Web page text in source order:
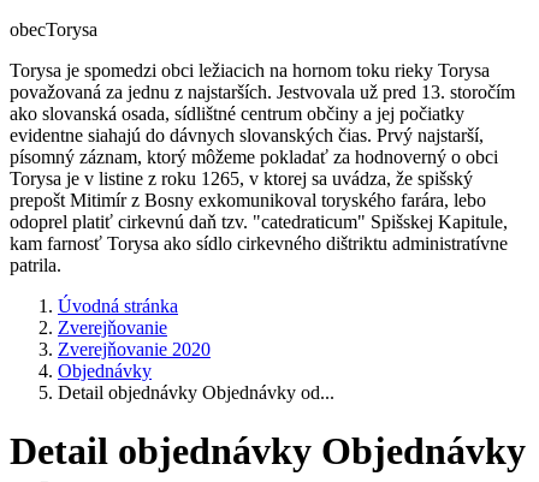
obecTorysa
Torysa je spomedzi obci ležiacich na hornom toku rieky Torysa
považovaná za jednu z najstarších. Jestvovala už pred 13. storočím
ako slovanská osada, sídlištné centrum občiny a jej počiatky
evidentne siahajú do dávnych slovanských čias. Prvý najstarší,
písomný záznam, ktorý môžeme pokladať za hodnoverný o obci
Torysa je v listine z roku 1265, v ktorej sa uvádza, že spišský
prepošt Mitimír z Bosny exkomunikoval toryského farára, lebo
odoprel platiť cirkevnú daň tzv. "catedraticum" Spišskej Kapitule,
kam farnosť Torysa ako sídlo cirkevného dištriktu administratívne
patrila.
Úvodná stránka
Zverejňovanie
Zverejňovanie 2020
Objednávky
Detail objednávky Objednávky od...
Detail objednávky Objednávky